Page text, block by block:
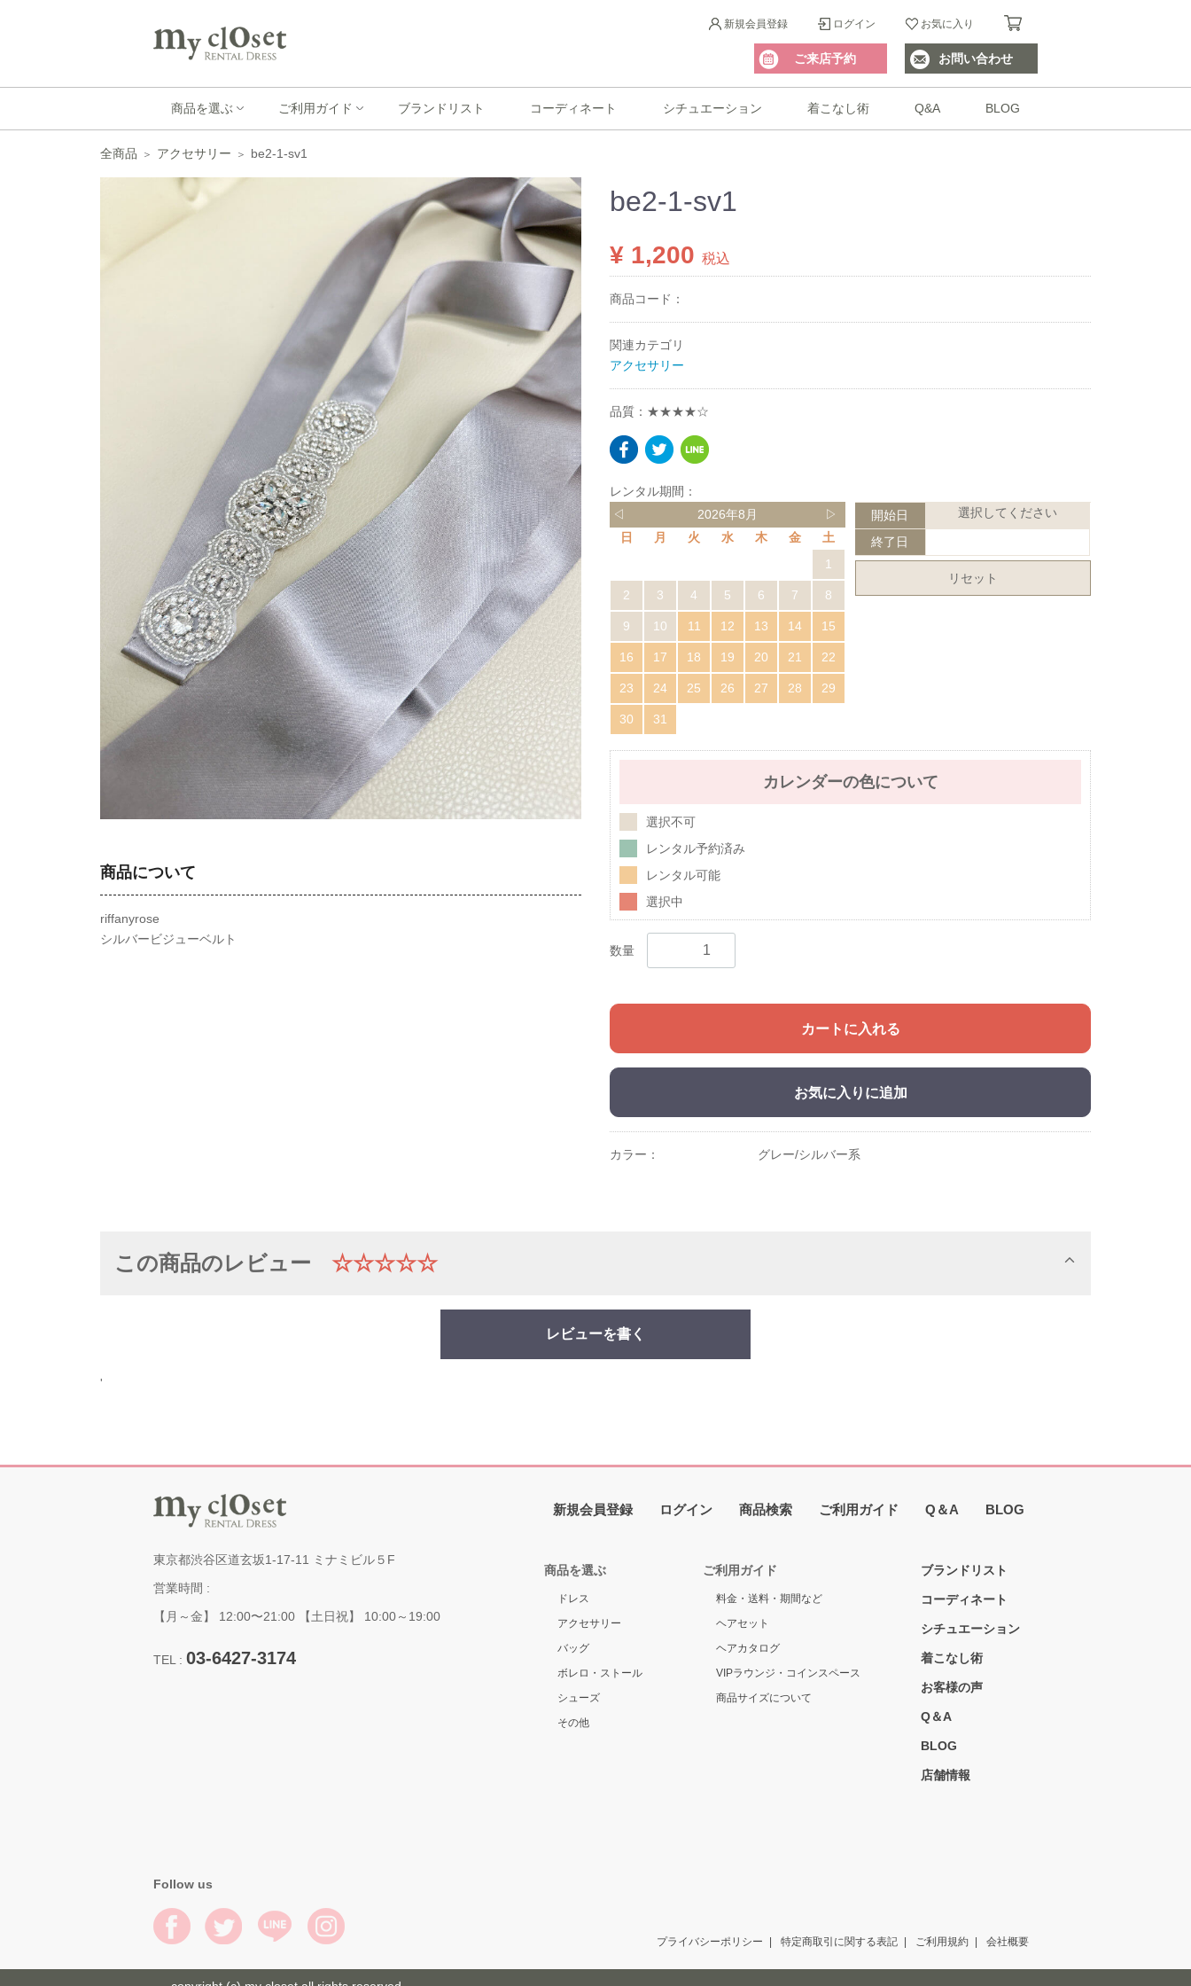
新規会員登録 ログイン お気に入り
ご来店予約 お問い合わせ
商品を選ぶ ご利用ガイド ブランドリスト コーディネート シチュエーション 着こなし術 Q&A BLOG
全商品 アクセサリー be2-1-sv1
商品について
riffanyrose
シルバービジューベルト
be2-1-sv1
¥ 1,200 税込
商品コード：
関連カテゴリ
アクセサリー
品質：★★★★☆
レンタル期間：
◁
2026年8月
▷
日
月 火 水 木 金
土
1
2 3 4 5 6 7 8
9 10 11 12 13 14 15
16 17 18 19 20 21 22
23 24 25 26 27 28 29
30 31
開始日 選択してください
終了日
リセット
カレンダーの色について
選択不可
レンタル予約済み
レンタル可能
選択中
数量
カートに入れる
お気に入りに追加
カラー： グレー/シルバー系
この商品のレビュー ☆☆☆☆☆
レビューを書く
'
東京都渋谷区道玄坂1-17-11 ミナミビル５F
営業時間 :
【月～金】 12:00〜21:00 【土日祝】 10:00～19:00
TEL : 03-6427-3174
新規会員登録 ログイン 商品検索 ご利用ガイド Q＆A BLOG
商品を選ぶ
ドレス
アクセサリー
バッグ
ボレロ・ストール
シューズ
その他
ご利用ガイド
料金・送料・期間など
ヘアセット
ヘアカタログ
VIPラウンジ・コインスペース
商品サイズについて
ブランドリスト
コーディネート
シチュエーション
着こなし術
お客様の声
Q＆A
BLOG
店舗情報
Follow us
プライバシーポリシー 特定商取引に関する表記 ご利用規約 会社概要